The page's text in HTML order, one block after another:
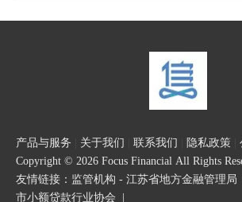
产品与服务 关于我们 联系我们 隐私政策
Copyright © 2026 Focus Financial All Rights
友情链接： 监管机构 - 江苏省地方金融管理局
市小额贷款行业协会